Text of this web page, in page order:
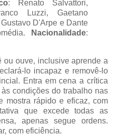
:
Renato Salvattori,
Luzzi, Gaetano
D'Arpe e Dante
Nacionalidade:
ou ouve, inclusive aprende a
lo incapaz e removê-lo
Entra em cena a crítica
condições do trabalho nas
mostra rápido e eficaz, com
que excede todas as
apenas segue ordens.
com eficiência.